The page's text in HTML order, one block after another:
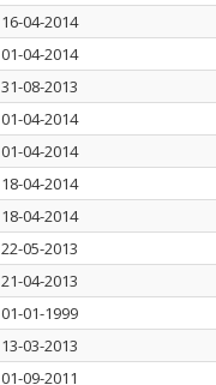
16-04-2014
01-04-2014
31-08-2013
01-04-2014
01-04-2014
18-04-2014
18-04-2014
22-05-2013
21-04-2013
01-01-1999
13-03-2013
01-09-2011